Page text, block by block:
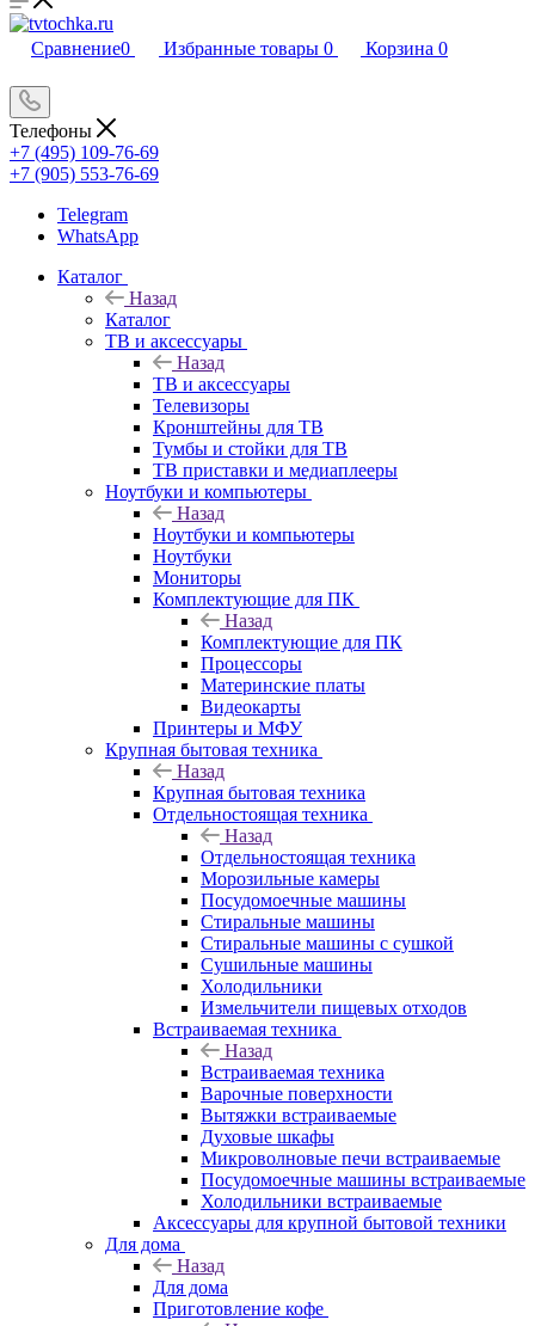
Сравнение0 Избранные товары 0 Корзина 0
Телефоны
+7 (495) 109-76-69
+7 (905) 553-76-69
Telegram
WhatsApp
Каталог
Назад
Каталог
ТВ и аксессуары
Назад
ТВ и аксессуары
Телевизоры
Кронштейны для ТВ
Тумбы и стойки для ТВ
ТВ приставки и медиаплееры
Ноутбуки и компьютеры
Назад
Ноутбуки и компьютеры
Ноутбуки
Мониторы
Комплектующие для ПК
Назад
Комплектующие для ПК
Процессоры
Материнские платы
Видеокарты
Принтеры и МФУ
Крупная бытовая техника
Назад
Крупная бытовая техника
Отдельностоящая техника
Назад
Отдельностоящая техника
Морозильные камеры
Посудомоечные машины
Стиральные машины
Стиральные машины с сушкой
Сушильные машины
Холодильники
Измельчители пищевых отходов
Встраиваемая техника
Назад
Встраиваемая техника
Варочные поверхности
Вытяжки встраиваемые
Духовые шкафы
Микроволновые печи встраиваемые
Посудомоечные машины встраиваемые
Холодильники встраиваемые
Аксессуары для крупной бытовой техники
Для дома
Назад
Для дома
Приготовление кофе